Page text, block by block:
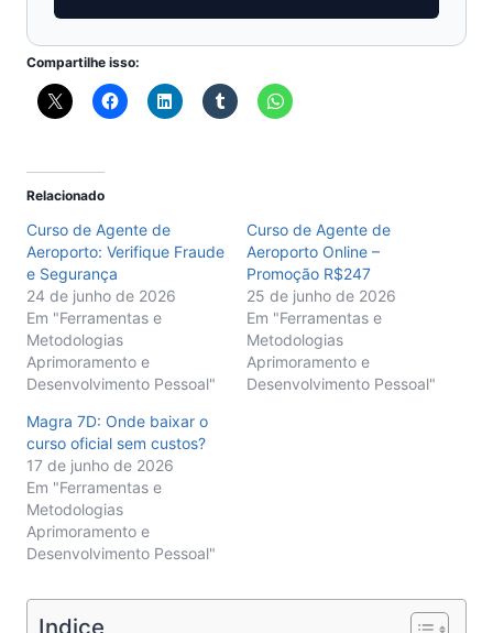
Compartilhe isso:
Relacionado
Curso de Agente de
Aeroporto: Verifique Fraude
e Segurança
24 de junho de 2026
Em "Ferramentas e
Metodologias
Aprimoramento e
Desenvolvimento Pessoal"
Curso de Agente de
Aeroporto Online –
Promoção R$247
25 de junho de 2026
Em "Ferramentas e
Metodologias
Aprimoramento e
Desenvolvimento Pessoal"
Magra 7D: Onde baixar o
curso oficial sem custos?
17 de junho de 2026
Em "Ferramentas e
Metodologias
Aprimoramento e
Desenvolvimento Pessoal"
Indice